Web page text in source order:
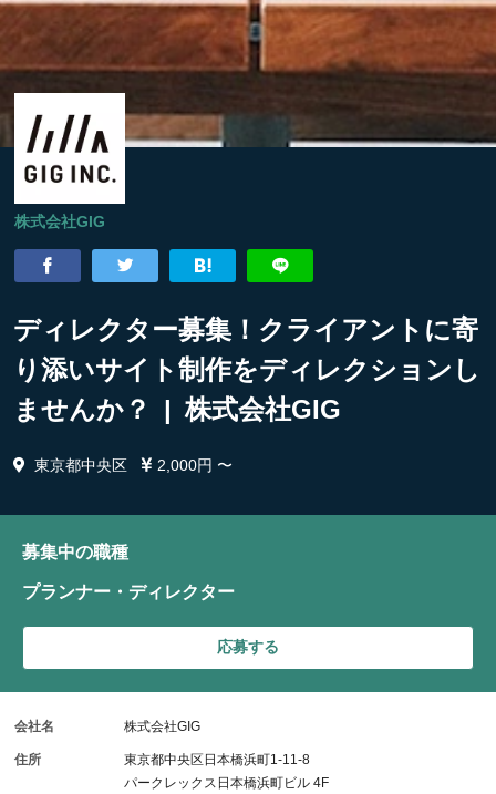
株式会社GIG
ディレクター募集！クライアントに寄
り添いサイト制作をディレクションし
ませんか？ | 株式会社GIG
東京都中央区 2,000円 〜
募集中の職種
プランナー・ディレクター
応募する
会社名 株式会社GIG
住所
東京都中央区日本橋浜町1-11-8
パークレックス日本橋浜町ビル 4F